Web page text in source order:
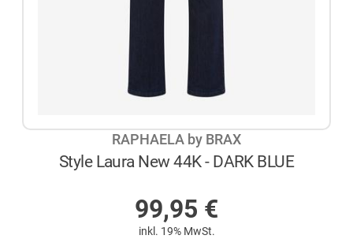
RAPHAELA by BRAX
Style Laura New 44K - DARK BLUE
99,95 €
inkl. 19% MwSt.